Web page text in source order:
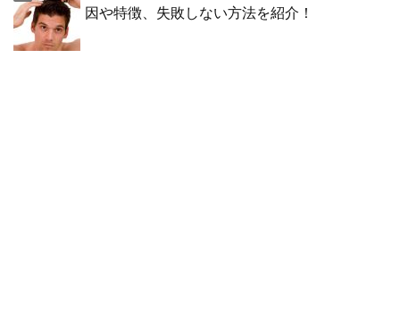
因や特徴、失敗しない方法を紹介！